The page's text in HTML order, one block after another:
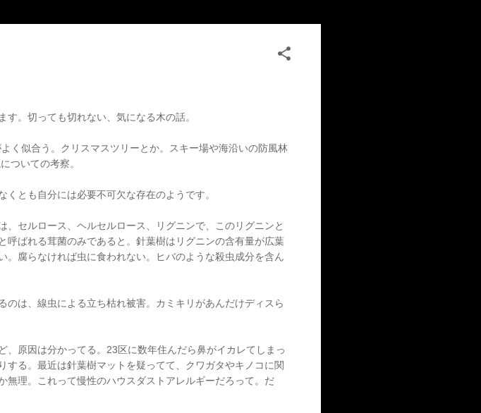
。切っても切れない、気になる木の話。
く似合う。クリスマスツリーとか。スキー場や海沿いの防風林
ついての考察。
とも自分には必要不可欠な存在のようです。
セルロース、ヘルセルロース、リグニンで、このリグニンと
ばれる茸菌のみであると。針葉樹はリグニンの含有量が広葉
。腐らなければ虫に食われない。ヒバのような殺虫成分を含ん
は、線虫による立ち枯れ被害。カミキリがあんだけディスら
原因は分かってる。23区に数年住んだら鼻がイカレてしまっ
る。最近は針葉樹マットを疑ってて、クワガタやキノコに関
無理。これって慢性のハウスダストアレルギーだろって。だ